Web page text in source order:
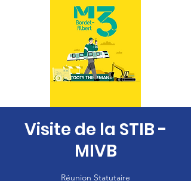
Visite de la STIB -
MIVB
Réunion Statutaire